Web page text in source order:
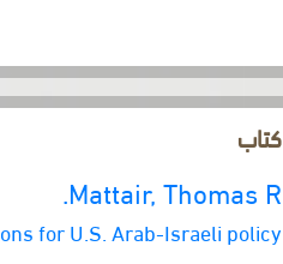
كتاب
Mattair, Thomas R.
for U.S. Arab-Israeli policy